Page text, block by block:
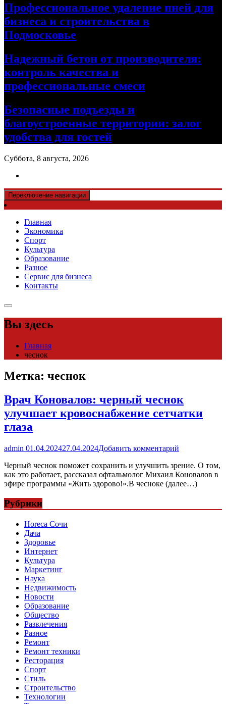
Профессиональное удаление пней для
бизнеса и строительства в
Подмосковье
Надежный бетон от производителя:
контроль качества и
профессиональные смеси
Безопасные подъезды и
благоустроенные территории: залог
удобства для гостей
Суббота, 8 августа, 2026
Переключение навигации
Главная
Экономика
Спорт
Культура
Образование
Разное
Сервис для бизнеса
Контакты
Вы здесь
Главная
чеснок
Метка: чеснок
Врач Коновалов: черный чеснок
улучшает кровоснабжение сетчатки
глаза
admin 01.04.202427.04.2024Добавить комментарий
Черный чеснок поможет сохранить и улучшить зрение. О том,
как это работает, рассказал офтальмолог Михаил Коновалов в
эфире программы «Жить здорово!».В чесноке (далее…)
Рубрики
Horeca Сочи
Дача
Здоровье
Интернет
Культура
Маркетинг
Наука
Недвижимость
Новости
Образование
Общество
Развлечения
Разное
Ремонт
Ремонт техники
Ресторация
Спорт
Стиль
Строительство
Технологии